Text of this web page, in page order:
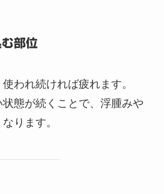
部位
われ続ければ疲れます。
態が続くことで、浮腫みや
ります。